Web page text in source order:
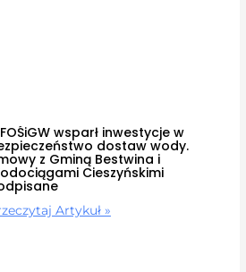
wsparł inwestycje w
dostaw wody.
z Gminą Bestwina i
Cieszyńskimi
Artykuł »